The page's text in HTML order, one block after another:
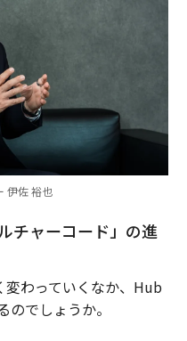
伊佐 裕也
チャーコード」の進
わっていくなか、Hub
でしょうか。